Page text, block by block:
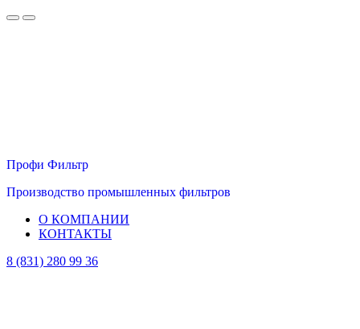
Профи Фильтр
Производство промышленных фильтров
О КОМПАНИИ
КОНТАКТЫ
8 (831) 280 99 36